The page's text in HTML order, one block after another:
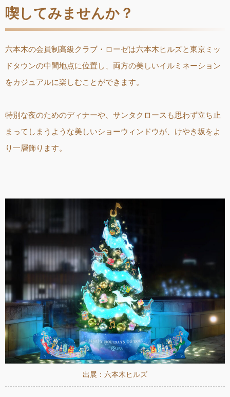
喫してみませんか？
六本木の会員制高級クラブ・ローゼは六本木ヒルズと東京ミッ
ドタウンの中間地点に位置し、両方の美しいイルミネーション
をカジュアルに楽しむことができます。
特別な夜のためのディナーや、サンタクロースも思わず立ち止
まってしまうような美しいショーウィンドウが、けやき坂をよ
り一層飾ります。
出展：六本木ヒルズ